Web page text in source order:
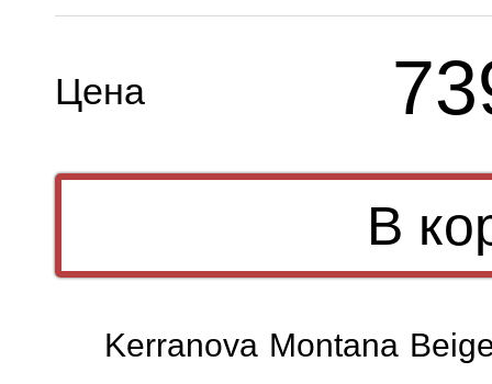
Цена
Kerranova Montana